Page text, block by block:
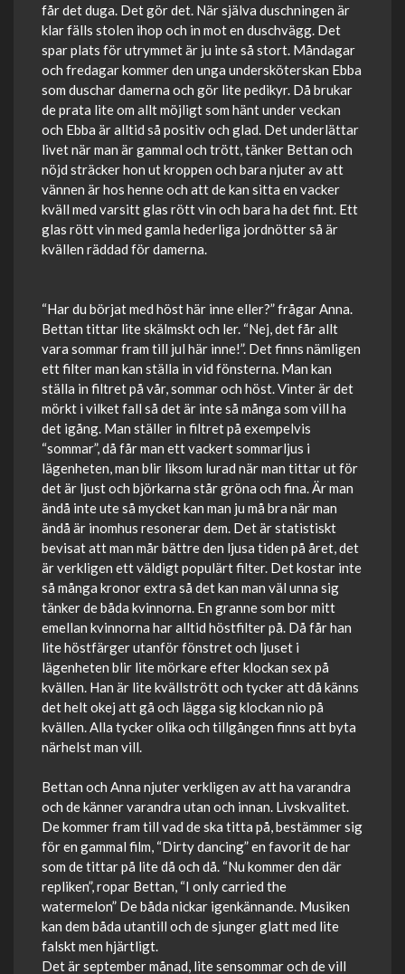
får det duga. Det gör det. När själva duschningen är
klar fälls stolen ihop och in mot en duschvägg. Det
spar plats för utrymmet är ju inte så stort. Måndagar
och fredagar kommer den unga undersköterskan Ebba
som duschar damerna och gör lite pedikyr. Då brukar
de prata lite om allt möjligt som hänt under veckan
och Ebba är alltid så positiv och glad. Det underlättar
livet när man är gammal och trött, tänker Bettan och
nöjd sträcker hon ut kroppen och bara njuter av att
vännen är hos henne och att de kan sitta en vacker
kväll med varsitt glas rött vin och bara ha det fint. Ett
glas rött vin med gamla hederliga jordnötter så är
kvällen räddad för damerna.
“Har du börjat med höst här inne eller?” frågar Anna.
Bettan tittar lite skälmskt och ler. “Nej, det får allt
vara sommar fram till jul här inne!”. Det finns nämligen
ett filter man kan ställa in vid fönsterna. Man kan
ställa in filtret på vår, sommar och höst. Vinter är det
mörkt i vilket fall så det är inte så många som vill ha
det igång. Man ställer in filtret på exempelvis
“sommar”, då får man ett vackert sommarljus i
lägenheten, man blir liksom lurad när man tittar ut för
det är ljust och björkarna står gröna och fina. Är man
ändå inte ute så mycket kan man ju må bra när man
ändå är inomhus resonerar dem. Det är statistiskt
bevisat att man mår bättre den ljusa tiden på året, det
är verkligen ett väldigt populärt filter. Det kostar inte
så många kronor extra så det kan man väl unna sig
tänker de båda kvinnorna. En granne som bor mitt
emellan kvinnorna har alltid höstfilter på. Då får han
lite höstfärger utanför fönstret och ljuset i
lägenheten blir lite mörkare efter klockan sex på
kvällen. Han är lite kvällstrött och tycker att då känns
det helt okej att gå och lägga sig klockan nio på
kvällen. Alla tycker olika och tillgången finns att byta
närhelst man vill.
Bettan och Anna njuter verkligen av att ha varandra
och de känner varandra utan och innan. Livskvalitet.
De kommer fram till vad de ska titta på, bestämmer sig
för en gammal film, “Dirty dancing” en favorit de har
som de tittar på lite då och då. “Nu kommer den där
repliken”, ropar Bettan, “I only carried the
watermelon” De båda nickar igenkännande. Musiken
kan dem båda utantill och de sjunger glatt med lite
falskt men hjärtligt.
Det är september månad, lite sensommar och de vill